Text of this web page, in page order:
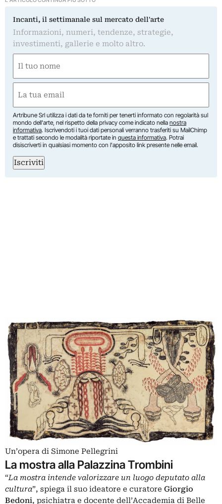
Incanti, il settimanale sul mercato dell'arte
Informazioni, numeri, tendenze, strategie,
investimenti, gallerie e molto altro.
(Required)
First
(Required)
Artribune Srl utilizza i dati da te forniti per tenerti informato con regolarità sul
mondo dell'arte, nel rispetto della privacy come indicato nella nostra
informativa. Iscrivendoti i tuoi dati personali verranno trasferiti su MailChimp
e trattati secondo le modalità riportate in questa informativa. Potrai
disiscriverti in qualsiasi momento con l'apposito link presente nelle email.
Iscriviti
Un’opera di Simone Pellegrini
La mostra alla Palazzina Trombini
“La mostra intende valorizzare un luogo deputato alla
cultura”, spiega il suo ideatore e curatore Giorgio
Bedoni, psichiatra e docente dell’Accademia di Belle